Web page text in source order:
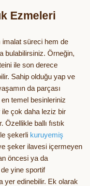
Ezmeleri
imalat süreci hem de
bulabilirsiniz. Örneğin,
ile son derece
Sahip olduğu yap ve
da parçası
temel besinleriniz
ile çok daha leziz bir
Özellikle ballı fıstık
şekerli kuruyemiş
şeker ilavesi içermeyen
öncesi ya da
yine sportif
yer edinebilir. Ek olarak